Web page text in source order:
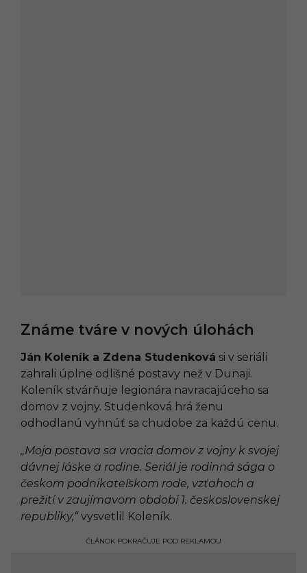
Známe tváre v nových úlohách
Ján Koleník a Zdena Studenková si v seriáli
zahrali úplne odlišné postavy než v Dunaji.
Koleník stvárňuje legionára navracajúceho sa
domov z vojny. Studenková hrá ženu
odhodlanú vyhnúť sa chudobe za každú cenu.
„Moja postava sa vracia domov z vojny k svojej
dávnej láske a rodine. Seriál je rodinná sága o
českom podnikateľskom rode, vzťahoch a
prežití v zaujímavom období 1. československej
republiky,“vysvetlil Koleník.
ČLÁNOK POKRAČUJE POD REKLAMOU